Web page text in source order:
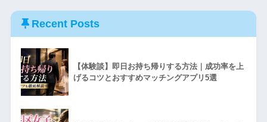
Recent Posts
【体験談】即日お持ち帰りする方法｜成功率を上
げるコツとおすすめマッチングアプリ5選